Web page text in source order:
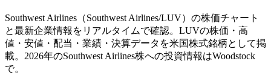
Southwest Airlines（Southwest Airlines/LUV）の株価チャート
と最新企業情報をリアルタイムで確認。LUVの株価・高
値・安値・配当・業績・決算データを米国株式銘柄として掲
載。2026年のSouthwest Airlines株への投資情報はWoodstock
で。